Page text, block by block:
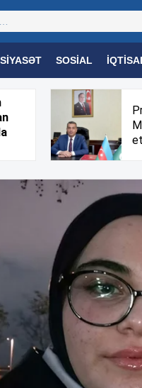
SIYASƏT SOSIAL
TƏHSIL